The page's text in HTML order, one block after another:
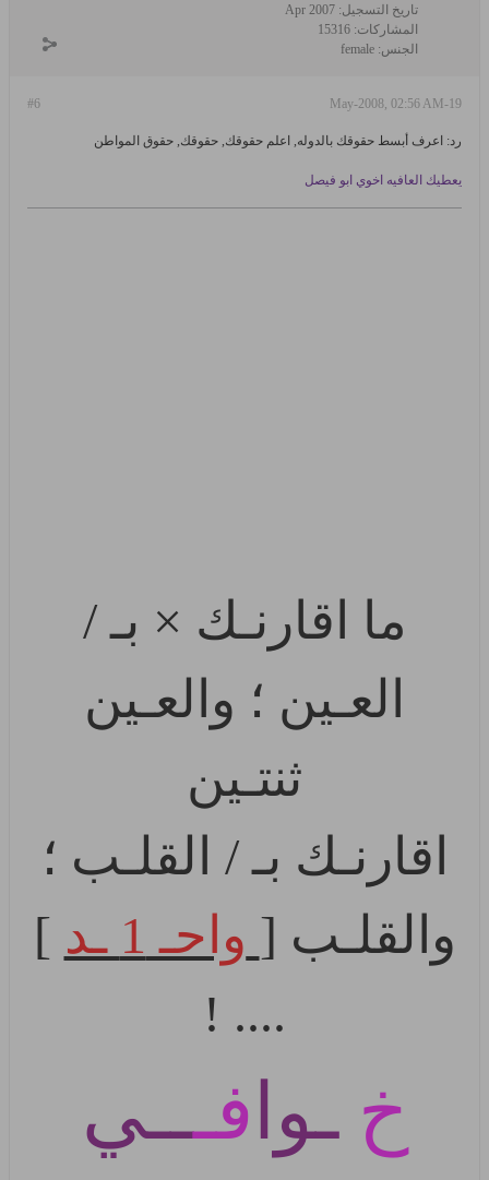
تاريخ التسجيل: Apr 2007
المشاركات: 15316
الجنس: female
#6 19-May-2008, 02:56 AM
رد: اعرف أبسط حقوقك بالدوله, اعلم حقوقك, حقوقك, حقوق المواطن
يعطيك العافيه اخوي ابو فيصل
ما اقارنـك × بـ /
العـين ؛ والعـين
ثنتـين
اقارنـك بـ / القلـب ؛
والقلـب [ واحـ 1 ـد
]
.... !
خـوا فـــي